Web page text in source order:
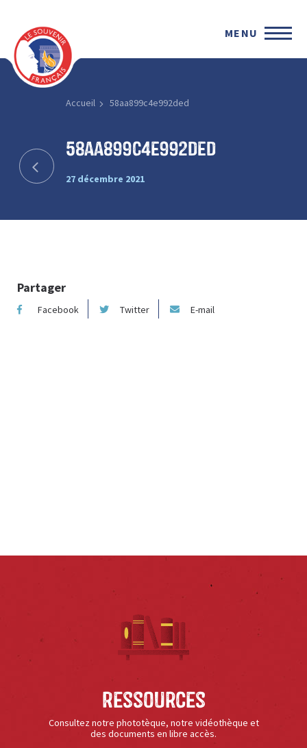
MENU
Accueil 58aa899c4e992ded
58aa899c4e992ded
27 décembre 2021
Partager
Facebook Twitter E-mail
Ressources
Consultez notre phototèque, notre vidéothèque et
des documents en libre accès.